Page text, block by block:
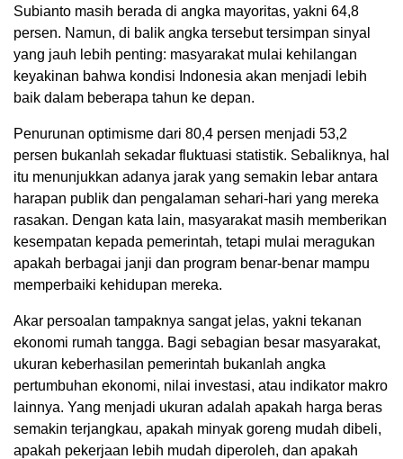
Subianto masih berada di angka mayoritas, yakni 64,8
persen. Namun, di balik angka tersebut tersimpan sinyal
yang jauh lebih penting: masyarakat mulai kehilangan
keyakinan bahwa kondisi Indonesia akan menjadi lebih
baik dalam beberapa tahun ke depan.
Penurunan optimisme dari 80,4 persen menjadi 53,2
persen bukanlah sekadar fluktuasi statistik. Sebaliknya, hal
itu menunjukkan adanya jarak yang semakin lebar antara
harapan publik dan pengalaman sehari-hari yang mereka
rasakan. Dengan kata lain, masyarakat masih memberikan
kesempatan kepada pemerintah, tetapi mulai meragukan
apakah berbagai janji dan program benar-benar mampu
memperbaiki kehidupan mereka.
Akar persoalan tampaknya sangat jelas, yakni tekanan
ekonomi rumah tangga. Bagi sebagian besar masyarakat,
ukuran keberhasilan pemerintah bukanlah angka
pertumbuhan ekonomi, nilai investasi, atau indikator makro
lainnya. Yang menjadi ukuran adalah apakah harga beras
semakin terjangkau, apakah minyak goreng mudah dibeli,
apakah pekerjaan lebih mudah diperoleh, dan apakah